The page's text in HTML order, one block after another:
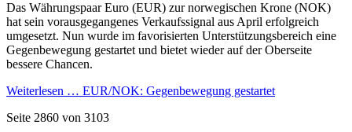
Das Währungspaar Euro (EUR) zur norwegischen Krone (NOK)
hat sein vorausgegangenes Verkaufssignal aus April erfolgreich
umgesetzt. Nun wurde im favorisierten Unterstützungsbereich eine
Gegenbewegung gestartet und bietet wieder auf der Oberseite
bessere Chancen.
Weiterlesen … EUR/NOK: Gegenbewegung gestartet
Seite 2860 von 3103